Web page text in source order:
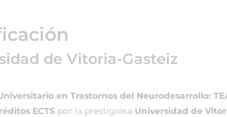
de Vitoria-Gasteiz
en Trastornos del Neurodesarrollo:
ECTS por la prestigiosa Universidad de